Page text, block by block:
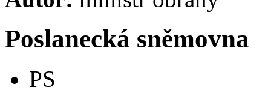
Poslanecká sněmovna
PS